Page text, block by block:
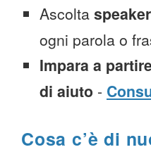
Ascolta
ogni parola o
Impara a
di aiuto -
Cosa c’è di